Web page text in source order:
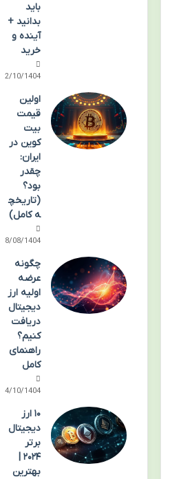
باید
بدانید +
آینده و
خرید
12/10/1404
اولین
قیمت
بیت
کوین در
ایران:
چقدر
بود؟
(تاریخچ
ه کامل)
28/08/1404
چگونه
عرضه
اولیه ارز
دیجیتال
دریافت
کنیم؟
راهنمای
کامل
14/10/1404
۱۰ ارز
دیجیتال
برتر
۲۰۲۴ |
بهترین